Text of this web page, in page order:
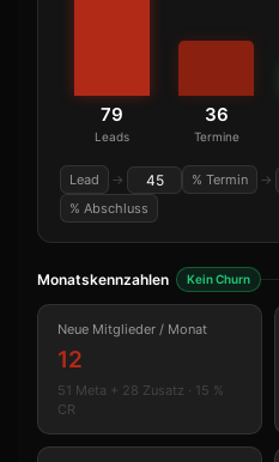
79
Leads
36
Termine
Lead → % Termin →
% Abschluss
Monatskennzahlen Kein Churn
Neue Mitglieder / Monat
12
51 Meta + 28 Zusatz · 15 %
CR